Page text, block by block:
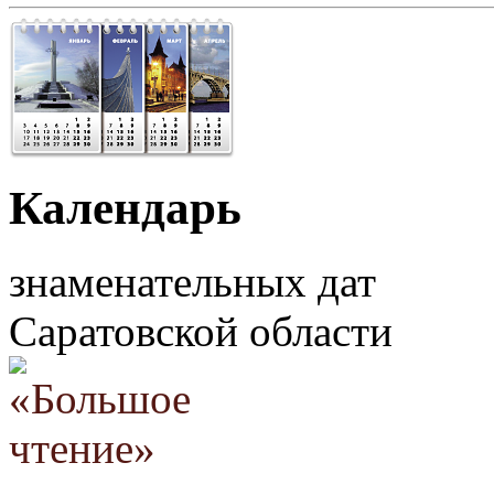
Календарь
знаменательных дат
Саратовской области